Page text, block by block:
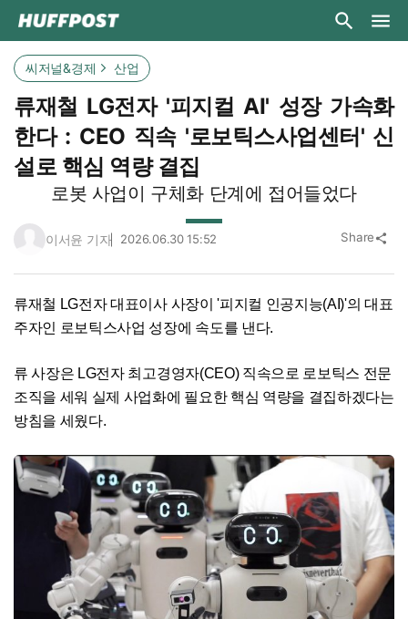
씨저널&경제 산업
류재철 LG전자 '피지컬 AI' 성장 가속화
한다 : CEO 직속 '로보틱스사업센터' 신
설로 핵심 역량 결집
로봇 사업이 구체화 단계에 접어들었다
이서윤 기자 2026.06.30 15:52 Share share
류재철 LG전자 대표이사 사장이 '피지컬 인공지능(AI)'의 대표
주자인 로보틱스사업 성장에 속도를 낸다.
류 사장은 LG전자 최고경영자(CEO) 직속으로 로보틱스 전문
조직을 세워 실제 사업화에 필요한 핵심 역량을 결집하겠다는
방침을 세웠다.